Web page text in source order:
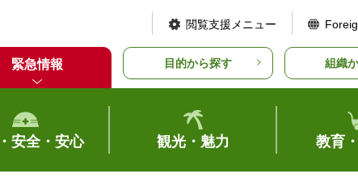
閲覧支援メニュー
緊急情報 目的から探す 組織
安全・安心 観光・魅力 教育